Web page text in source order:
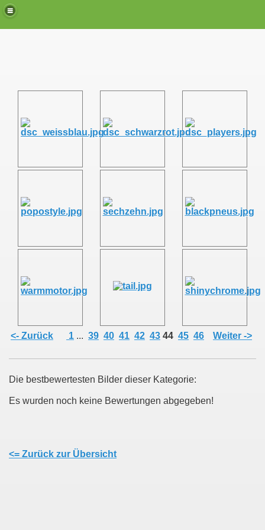
<- Zurück 1 ... 39 40 41 42 43 44 45 46 Weiter ->
Die bestbewertesten Bilder dieser Kategorie:
Es wurden noch keine Bewertungen abgegeben!
<= Zurück zur Übersicht